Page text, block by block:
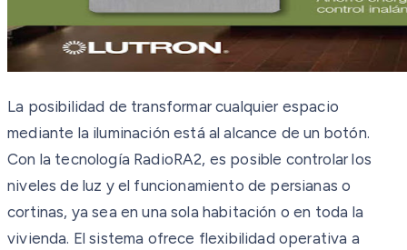
La posibilidad de transformar cualquier espacio
mediante la iluminación está al alcance de un botón.
Con la tecnología RadioRA2, es posible controlar los
niveles de luz y el funcionamiento de persianas o
cortinas, ya sea en una sola habitación o en toda la
vivienda. El sistema ofrece flexibilidad operativa a